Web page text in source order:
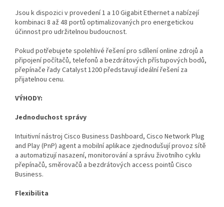
Jsou k dispozici v provedení 1 a 10 Gigabit Ethernet a nabízejí
kombinaci 8 až 48 portů optimalizovaných pro energetickou
účinnost pro udržitelnou budoucnost.
Pokud potřebujete spolehlivé řešení pro sdílení online zdrojů a
připojení počítačů, telefonů a bezdrátových přístupových bodů,
přepínače řady Catalyst 1200 představují ideální řešení za
přijatelnou cenu.
VÝHODY:
Jednoduchost správy
Intuitivní nástroj Cisco Business Dashboard, Cisco Network Plug
and Play (PnP) agent a mobilní aplikace zjednodušují provoz sítě
a automatizují nasazení, monitorování a správu životního cyklu
přepínačů, směrovačů a bezdrátových access pointů Cisco
Business.
Flexibilita